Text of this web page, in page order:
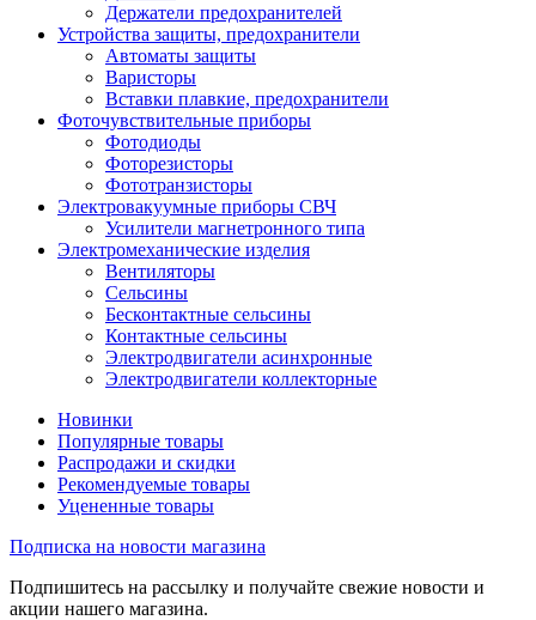
Держатели предохранителей
Устройства защиты, предохранители
Автоматы защиты
Варисторы
Вставки плавкие, предохранители
Фоточувствительные приборы
Фотодиоды
Фоторезисторы
Фототранзисторы
Электровакуумные приборы СВЧ
Усилители магнетронного типа
Электромеханические изделия
Вентиляторы
Сельсины
Бесконтактные сельсины
Контактные сельсины
Электродвигатели асинхронные
Электродвигатели коллекторные
Новинки
Популярные товары
Распродажи и скидки
Рекомендуемые товары
Уцененные товары
Подписка на новости магазина
Подпишитесь на рассылку и получайте свежие новости и
акции нашего магазина.